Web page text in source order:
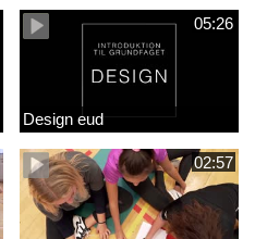
05:26
Design eud
02:57